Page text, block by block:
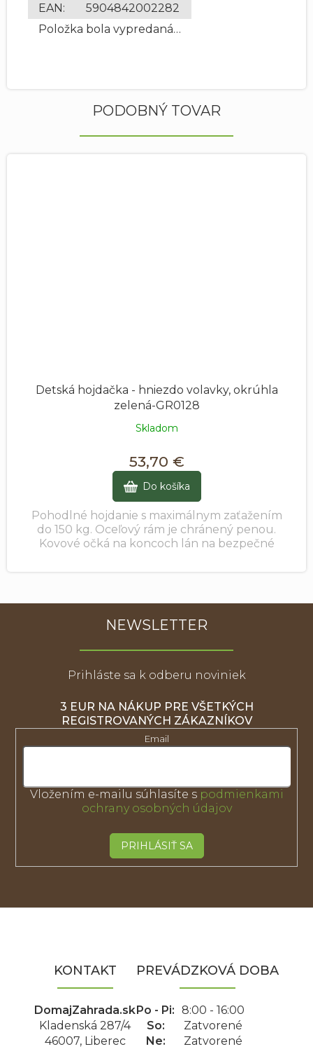
EAN:
5904842002282
Položka bola vypredaná…
PODOBNÝ TOVAR
Detská hojdačka - hniezdo volavky, okrúhla
zelená-GR0128
Skladom
53,70 €
Do košíka
Pohodlné hojdanie s maximálnym zaťažením
do 150 kg. Oceľový rám je chránený penou.
Kovové očká na koncoch lán na bezpečné
použitie....
NEWSLETTER
Prihláste sa k odberu noviniek
3 EUR NA NÁKUP PRE VŠETKÝCH
REGISTROVANÝCH ZÁKAZNÍKOV
Email
Vložením e-mailu súhlasíte s podmienkami
ochrany osobných údajov
PRIHLÁSIŤ SA
KONTAKT
DomajZahrada.sk
Kladenská 287/4
46007, Liberec
PREVÁDZKOVÁ DOBA
Po - Pi: 8:00 - 16:00
So:
Zatvorené
Ne:
Zatvorené